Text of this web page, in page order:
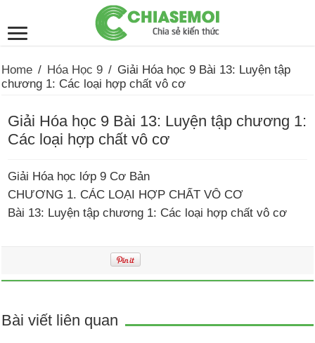
Home / Hóa Học 9 / Giải Hóa học 9 Bài 13: Luyện tập
chương 1: Các loại hợp chất vô cơ
Giải Hóa học 9 Bài 13: Luyện tập chương 1:
Các loại hợp chất vô cơ
Giải Hóa học lớp 9 Cơ Bản
CHƯƠNG 1. CÁC LOẠI HỢP CHẤT VÔ CƠ
Bài 13: Luyện tập chương 1: Các loại hợp chất vô cơ
Bài viết liên quan